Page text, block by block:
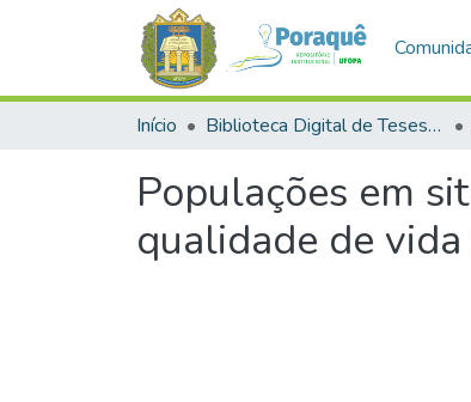
Início Biblioteca Digital de Teses e Dissertações (BDTD)
Populações em
qualidade de